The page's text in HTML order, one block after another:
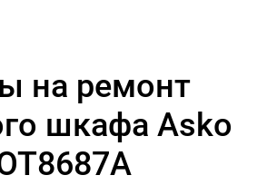
на ремонт
шкафа Asko